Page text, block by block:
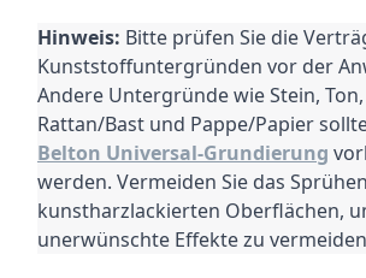
Hinweis: Bitte prüfen Sie die
Kunststoffuntergründen vor der
Andere Untergründe wie Stein,
Rattan/Bast und Pappe/Papier
Belton Universal-Grundierung
werden. Vermeiden Sie das
kunstharzlackierten Oberflächen,
unerwünschte Effekte zu